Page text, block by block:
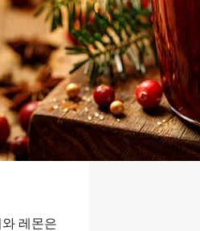
레몬은